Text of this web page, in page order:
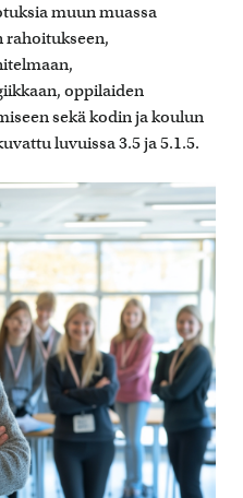
muun muassa
rahoitukseen,
oppilaiden
sekä kodin ja koulun
luvuissa 3.5 ja 5.1.5.